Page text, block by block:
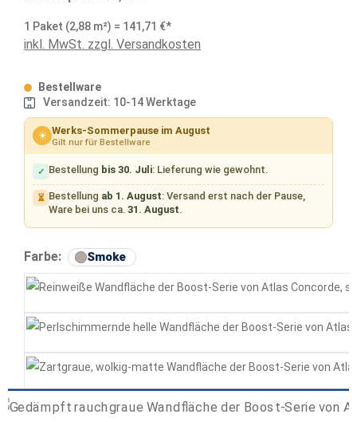
1 Paket (2,88 m²) = 141,71 €*
inkl. MwSt. zzgl. Versandkosten
Bestellware
Versandzeit: 10-14 Werktage
☀ Werks-Sommerpause im August
Gilt nur für Bestellware
✓ Bestellung bis 30. Juli: Lieferung wie gewohnt.
⏳ Bestellung ab 1. August: Versand erst nach der Pause,
Ware bei uns ca.31. August.
Farbe: Smoke auswählen